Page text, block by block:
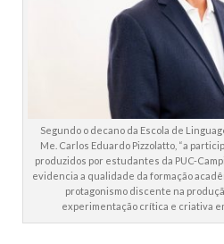
Segundo o decano da Escola de
Me. Carlos Eduardo Pizzolatto, “a
produzidos por estudantes da PUC-
evidencia a qualidade da formação
protagonismo discente na
experimentação crítica e criativa